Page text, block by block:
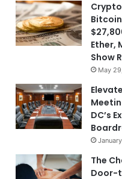
Ether,
Show
May
DC’s
The
Door-